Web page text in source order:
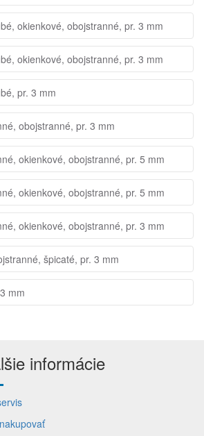
okienkové, obojstranné, pr. 3 mm
okienkové, obojstranné, pr. 3 mm
pr. 3 mm
obojstranné, pr. 3 mm
okienkové, obojstranné, pr. 5 mm
okienkové, obojstranné, pr. 5 mm
okienkové, obojstranné, pr. 3 mm
špicaté, pr. 3 mm
mm
informácie